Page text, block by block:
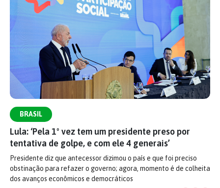
BRASIL
Lula: ‘Pela 1º vez tem um presidente preso por
tentativa de golpe, e com ele 4 generais’
Presidente diz que antecessor dizimou o país e que foi preciso
obstinação para refazer o governo; agora, momento é de colheita
dos avanços econômicos e democráticos